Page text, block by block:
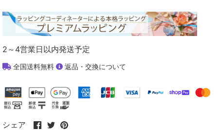
2～4営業日以内発送予定
全国送料無料 返品・交換について
シェア
Facebook
TwitterPinterest